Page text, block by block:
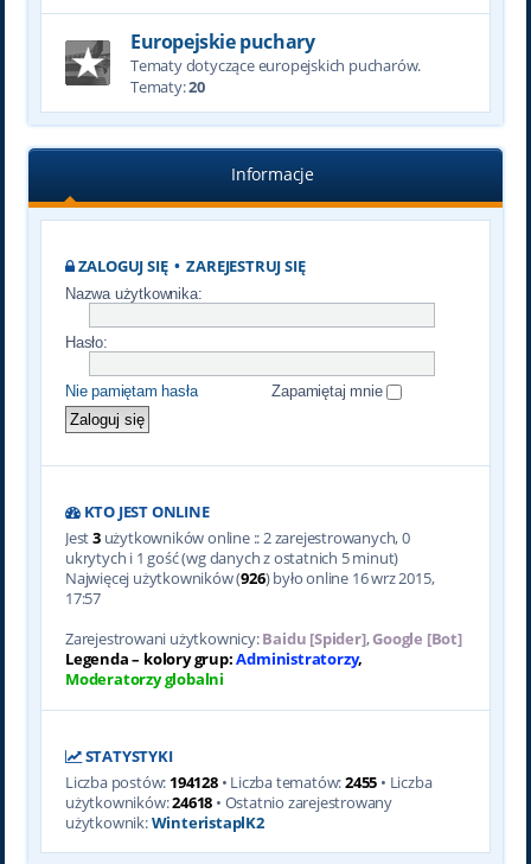
Europejskie puchary
Tematy dotyczące europejskich pucharów.
Tematy:20
Informacje
ZALOGUJ SIĘ•ZAREJESTRUJ SIĘ
Nazwa użytkownika:
Hasło:
Nie pamiętam hasła Zapamiętaj mnie
KTO JEST ONLINE
Jest3użytkowników online :: 2 zarejestrowanych, 0
ukrytych i 1 gość (wg danych z ostatnich 5 minut)
Najwięcej użytkowników (926) było online 16 wrz 2015,
17:57
Zarejestrowani użytkownicy:Baidu [Spider],Google [Bot]
Legenda – kolory grup:Administratorzy,
Moderatorzy globalni
STATYSTYKI
Liczba postów: 194128• Liczba tematów:2455 • Liczba
użytkowników:24618 • Ostatnio zarejestrowany
użytkownik:WinteristaplK2